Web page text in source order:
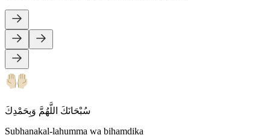
سُبْحَانَكَ اللَّهُمَّ وَبِحَمْدِكَ
Subhanakal-lahumma wa bihamdika